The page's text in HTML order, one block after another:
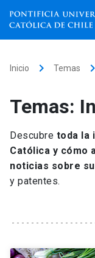
Facultades,
institutos
Investigación
Extensión
Vinculación
Inicio keyboard_arrow_right Temas keyboard_arrow_right
Temas:
Descubre toda la
Católica y cómo
noticias sobre
y patentes.